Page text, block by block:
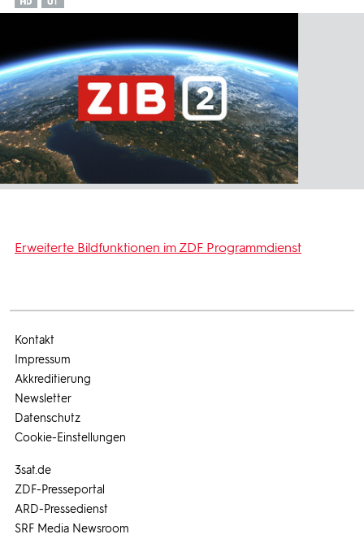
Erweiterte Bildfunktionen im ZDF Programmdienst
3sat.de
ZDF-Presseportal
ARD-Pressedienst
SRF Media Newsroom
Kontakt
Impressum
Akkreditierung
Newsletter
Datenschutz
Cookie-Einstellungen